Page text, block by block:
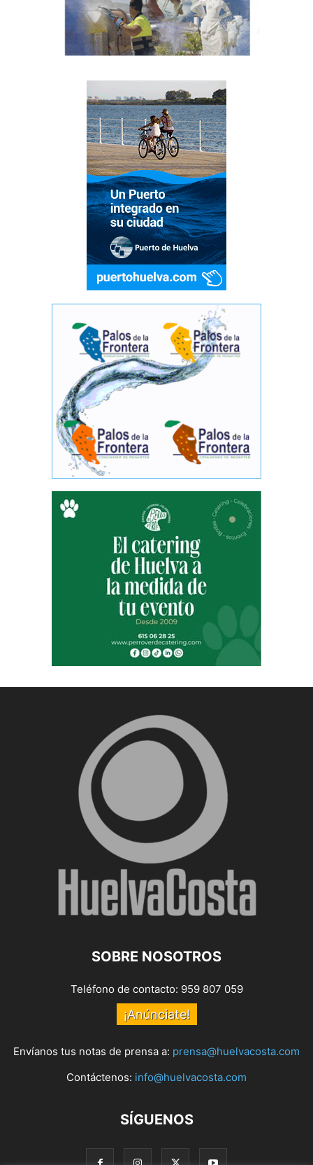
SOBRE NOSOTROS
Teléfono de contacto: 959 807 059
¡Anúnciate!
Envíanos tus notas de prensa a: prensa@huelvacosta.com
Contáctenos: info@huelvacosta.com
SÍGUENOS